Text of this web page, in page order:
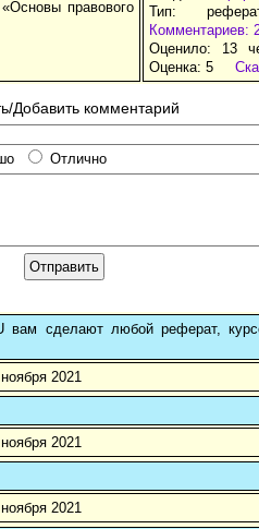
правового
Тип:
Комментариев:
Оценило: 13
Оценка: 5
Добавить комментарий
Отлично
вам сделают любой реферат,
2021
2021
2021